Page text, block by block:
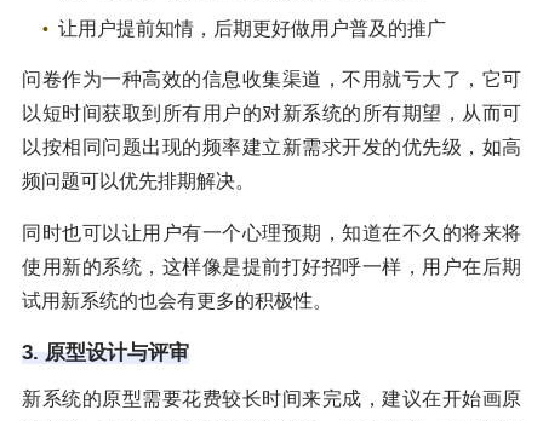
让用户提前知情，后期更好做用户普及的推广
问卷作为一种高效的信息收集渠道，不用就亏大了，它可
以短时间获取到所有用户的对新系统的所有期望，从而可
以按相同问题出现的频率建立新需求开发的优先级，如高
频问题可以优先排期解决。
同时也可以让用户有一个心理预期，知道在不久的将来将
使用新的系统，这样像是提前打好招呼一样，用户在后期
试用新系统的也会有更多的积极性。
3. 原型设计与评审
新系统的原型需要花费较长时间来完成，建议在开始画原